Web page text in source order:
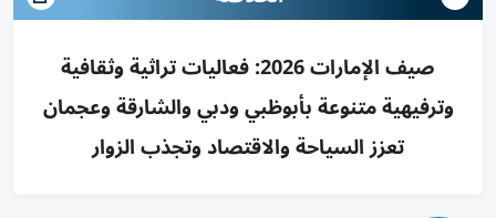
صيف الإمارات 2026: فعاليات تراثية وثقافية
وترفيهية متنوعة بأبوظبي ودبي والشارقة وعجمان
تعزز السياحة والاقتصاد وتجذب الزوار